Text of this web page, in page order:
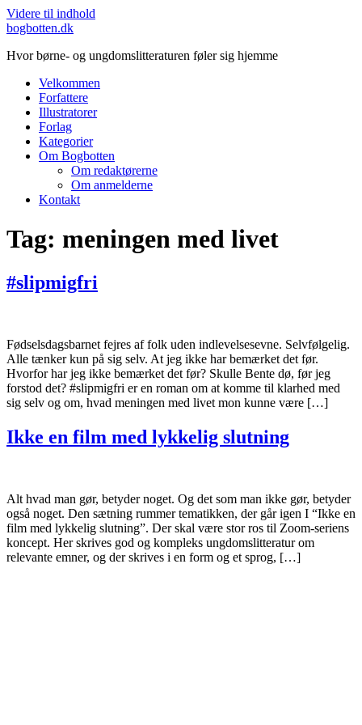
Videre til indhold
bogbotten.dk
Hvor børne- og ungdomslitteraturen føler sig hjemme
Velkommen
Forfattere
Illustratorer
Forlag
Kategorier
Om Bogbotten
Om redaktørerne
Om anmelderne
Kontakt
Tag: meningen med livet
#slipmigfri
Fødselsdagsbarnet fejres af folk uden indlevelsesevne. Selvfølgelig.
Alle tænker kun på sig selv. At jeg ikke har bemærket det før.
Hvorfor har jeg ikke bemærket det før? Skulle Bente dø, før jeg
forstod det? #slipmigfri er en roman om at komme til klarhed med
sig selv og om, hvad meningen med livet mon kunne være […]
Ikke en film med lykkelig slutning
Alt hvad man gør, betyder noget. Og det som man ikke gør, betyder
også noget. Den sætning rummer tematikken, der går igen I “Ikke en
film med lykkelig slutning”. Der skal være stor ros til Zoom-seriens
koncept. Her skrives god og kompleks ungdomslitteratur om
relevante emner, og der skrives i en form og et sprog, […]